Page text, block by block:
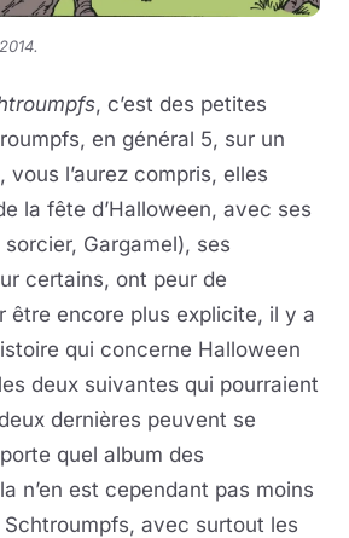
, c’est des petites
en général 5, sur un
l’aurez compris, elles
la fête d’Halloween, avec ses
Gargamel), ses
certains, ont peur de
être encore plus explicite, il y a
qui concerne Halloween
deux suivantes qui pourraient
dernières peuvent se
quel album des
n’en est cependant pas moins
avec surtout les